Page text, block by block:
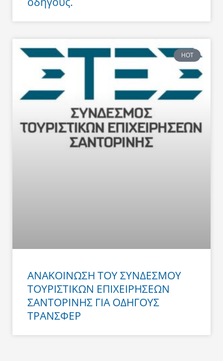
HOT
ΑΝΑΚΟΙΝΩΣΗ ΤΟΥ ΣΥΝΔΕΣΜΟΥ
ΤΟΥΡΙΣΤΙΚΩΝ ΕΠΙΧΕΙΡΗΣΕΩΝ
ΣΑΝΤΟΡΙΝΗΣ ΓΙΑ ΟΔΗΓΟΥΣ
ΤΡΑΝΣΦΕΡ